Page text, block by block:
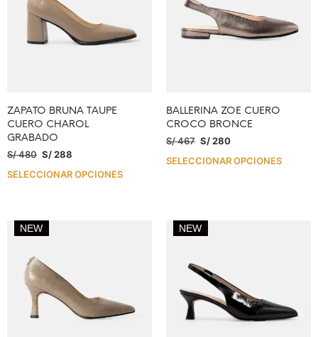
ZAPATO BRUNA TAUPE
CUERO CHAROL
GRABADO
S/480 S/288
SELECCIONAR OPCIONES
BALLERINA ZOE CUERO
CROCO BRONCE
S/467 S/280
SELECCIONAR OPCIONES
NEW NEW